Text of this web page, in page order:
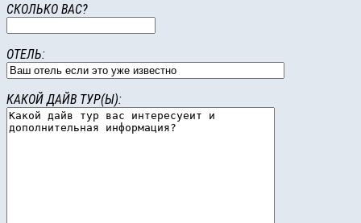
CКОЛЬКО ВАС?
ОТЕЛЬ:
КАКОЙ ДАЙВ ТУР(Ы):